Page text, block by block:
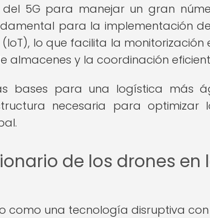
5G para manejar un gran
para la implementación
lo que facilita la
y la coordinación
bases para una logística más
necesaria para optimizar
de los drones
como una tecnología disruptiva